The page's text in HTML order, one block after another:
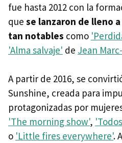
fue hasta 2012 con la
que se lanzaron de lleno
tan notables como
'Alma salvaje' de Jean
A partir de 2016, se
Sunshine, creada para
protagonizadas por
'The morning show',
o 'Little fires everywhere'.